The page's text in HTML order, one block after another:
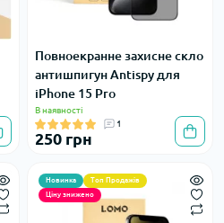
Повноекранне захисне скло
антишпигун Antispy для
iPhone 15 Pro
В наявності
1
250 грн
Новинка
Топ Продажів
Ціну знижено